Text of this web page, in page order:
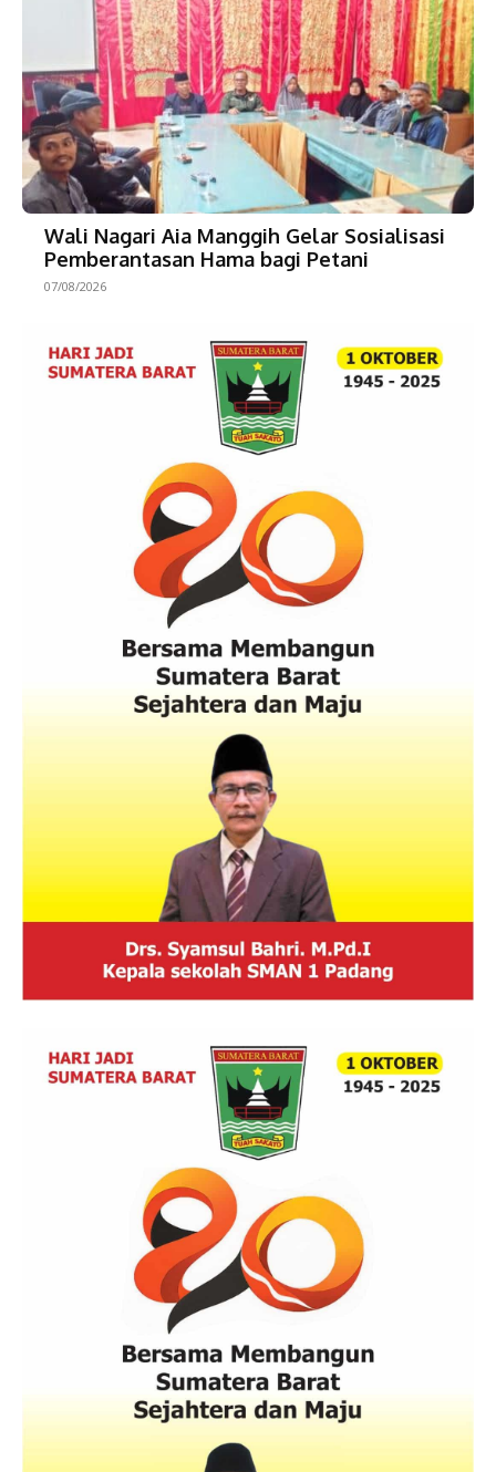
Wali Nagari Aia Manggih Gelar Sosialisasi
Pemberantasan Hama bagi Petani
07/08/2026